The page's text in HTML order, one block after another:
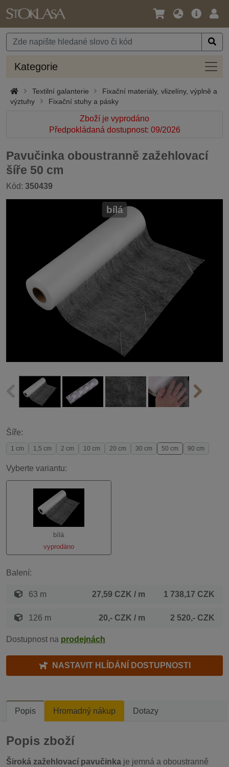
Jazyk
Měna
Hlavní
Kategorie
Textilní galanterie
Fixační materiály, vlizelíny, výplně a
výztuhy
Fixační stuhy a pásky
Zboží je vyprodáno
Předpokládaná dostupnost: 09/2026
Pavučinka oboustranně zažehlovací
šíře 50 cm
Kód: 350439
bílá
Šíře:
1 cm 1,5 cm 2 cm 10 cm 20 cm 30 cm 50 cm 90 cm
Vyberte variantu:
bílá
vyprodáno
Balení:
63 m 27,59 CZK / m 1 738,17 CZK
126 m 20,- CZK / m 2 520,- CZK
Dostupnost na prodejnách
NASTAVIT HLÍDÁNÍ DOSTUPNOSTI
Popis Hromadný nákup Dotazy
Popis zboží
Široká zažehlovací pavučinka je jemná a oboustranně